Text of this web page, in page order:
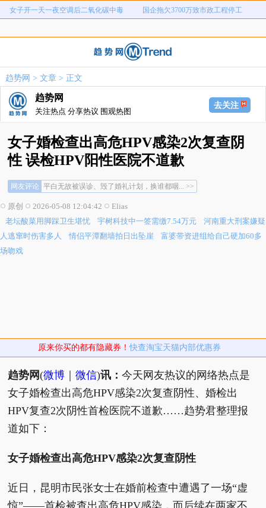
弊犯罪
女子开一天一夜空调后二氧化碳中毒 国企拖欠3700万致市政工程停工
河南重大刑案嫌疑人逃窜时伤害多人 情侣平潭翻墙拍日出坠崖
河南三支一扶考试存在规模性组织作
弊犯罪
女子开一天一夜空调后二氧化碳中毒 国企拖欠3700万致市政工程停工
趋势网 > 文章> 正文
趋势网
关注热点 分享热议 围观热图
去关注
女子婚检查出高危HPV感染2次复查阴
性 误检HPV阳性医院不道歉
网友评论 幸好结果是虚惊一场万幸万幸... >>
平白无故被误诊、毁了婚礼计划，换谁都咽... >>
幸好结果是虚惊一场万幸万幸... >>
我曾经也有过类似经历，单位三甲医院体检... >>
原创 2026-05-08 12:04:42
Elias
老坛酸菜用脚踩卫生堪忧
宇树科技中一签需缴7.54万元
河南重大刑案嫌疑
人逃窜时伤害多人
情侣平潭翻墙拍日出坠崖
富婆带资进组给自己硬加60多
场吻戏
原来你买的都有隐藏券！快查淘宝天猫内部优惠券
趋势网(微博 ｜微信)讯：今天网友热议的网络热点是
女子婚检查出高危HPV感染2次复查阴性、婚检出
HPV复查2次阴性首检医院不道歉……趋势君整理报
道如下：
女子婚检查出高危HPV感染2次复查阴性
近日，昆明市民张女士在婚前检查中遭遇了一场“虚
惊”——首检被查出高危HPV感染，而后续在两家不